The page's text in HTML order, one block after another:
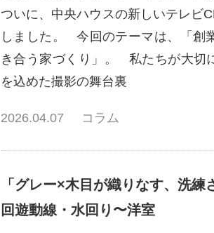
ついに、中央ハウスの新しいテレビ
しました。 今回のテーマは、「創
き合う家づくり」。 私たちが大切
を込めた撮影の舞台裏
2026.04.07 コラム
「グレー×木目が織りなす、洗練
回遊動線・水回り〜洋室